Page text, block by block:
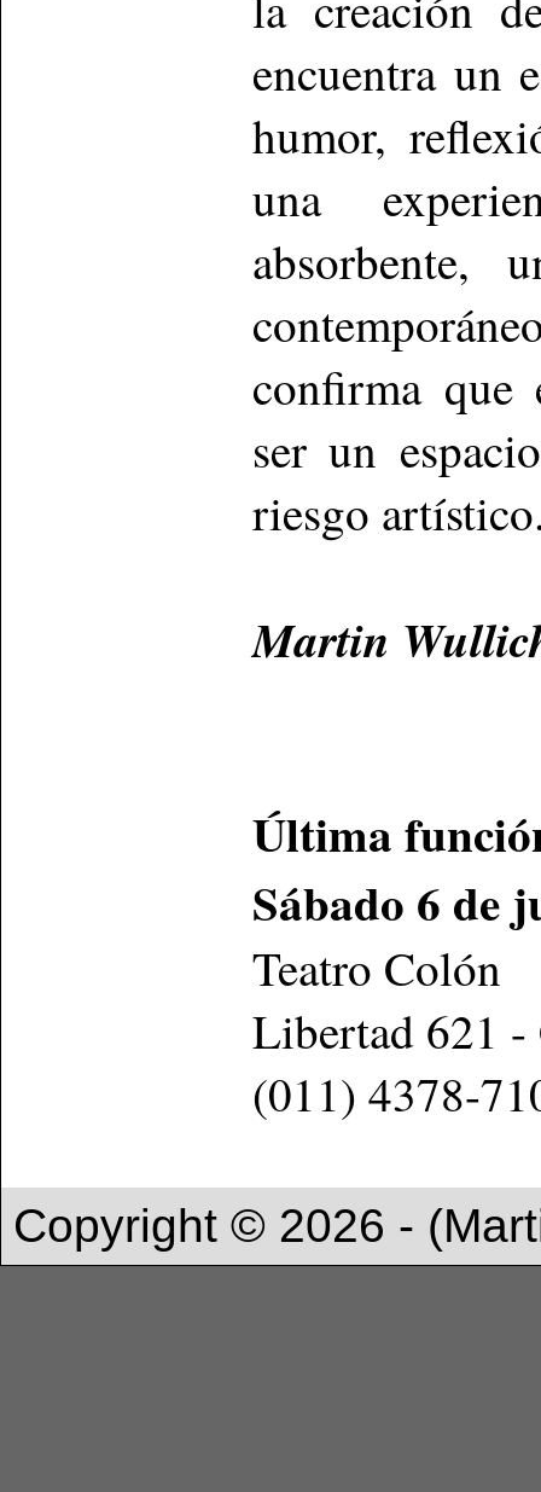
encuentra un
humor,
una
absorbente,
confirma que
ser un
riesgo
Martin
Última
Sábado 6 de
Teatro Colón
Libertad 621
(011) 4378-
Copyright © 2026 -